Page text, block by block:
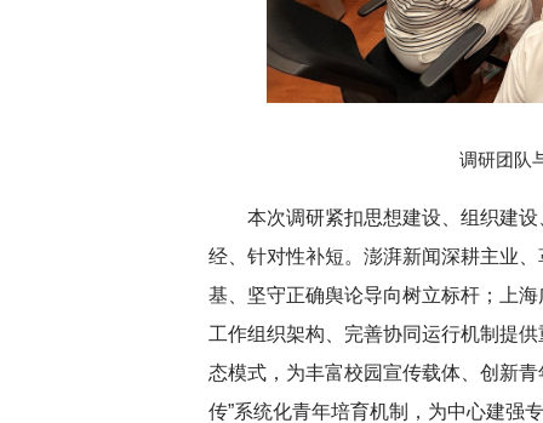
调研团队
本次调研紧扣思想建设、组织建
经、针对性补短。澎湃新闻深耕主业
基、坚守正确舆论导向树立标杆；上
工作组织架构、完善协同运行机制提
态模式，为丰富校园宣传载体、创新
传”系统化青年培育机制，为中心建强